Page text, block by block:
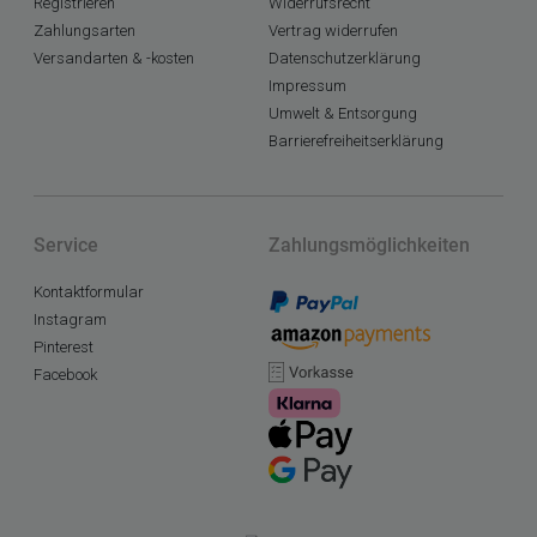
Zahlungsarten
Versandarten & -kosten
Vertrag widerrufen
Datenschutzerklärung
Impressum
Umwelt & Entsorgung
Barrierefreiheitserklärung
Service
Kontaktformular
Instagram
Pinterest
Facebook
Zahlungsmöglichkeiten